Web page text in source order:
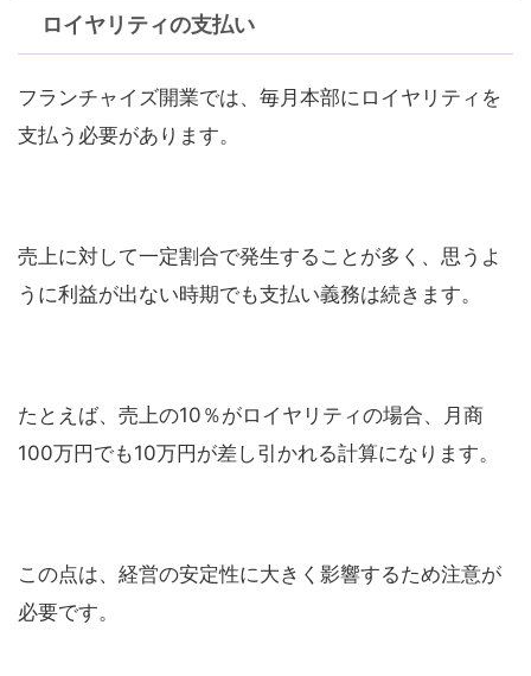
ロイヤリティの支払い
フランチャイズ開業では、毎月本部にロイヤリティを
支払う必要があります。
売上に対して一定割合で発生することが多く、思うよ
うに利益が出ない時期でも支払い義務は続きます。
たとえば、売上の10％がロイヤリティの場合、月商
100万円でも10万円が差し引かれる計算になります。
この点は、経営の安定性に大きく影響するため注意が
必要です。